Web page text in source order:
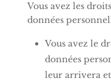
Vous avez les
données
Vous avez le
données
leur arrivera